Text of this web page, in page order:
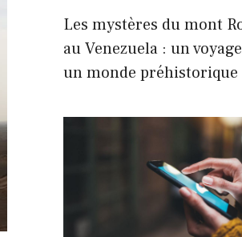
Les mystères du mont
au Venezuela : un
un monde préhistorique